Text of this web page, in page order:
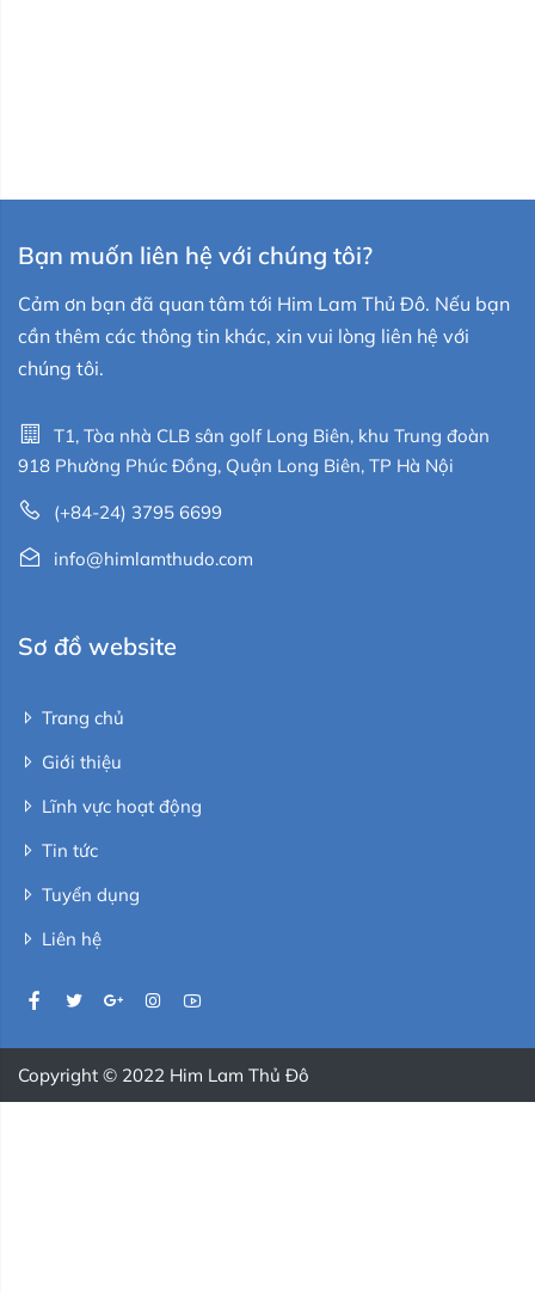
Bạn muốn liên hệ với chúng tôi?
Cảm ơn bạn đã quan tâm tới Him Lam Thủ Đô. Nếu bạn
cần thêm các thông tin khác, xin vui lòng liên hệ với
chúng tôi.
T1, Tòa nhà CLB sân golf Long Biên, khu Trung đoàn
918 Phường Phúc Đồng, Quận Long Biên, TP Hà Nội
(+84-24) 3795 6699
info@himlamthudo.com
Sơ đồ website
Trang chủ
Giới thiệu
Lĩnh vực hoạt động
Tin tức
Tuyển dụng
Liên hệ
Copyright © 2022 Him Lam Thủ Đô